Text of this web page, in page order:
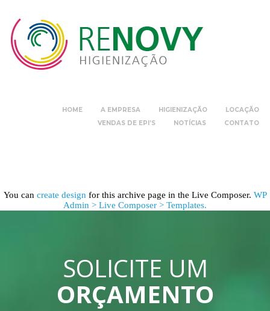
HOME A EMPRESA HIGIENIZAÇÃO
LOCAÇÃO
VENDAS DE EPI’S
NOTÍCIAS CONTATO
You can create design for this archive page in the Live Composer. WP
Admin > Live Composer > Templates.
SOLICITE UM
ORÇAMENTO